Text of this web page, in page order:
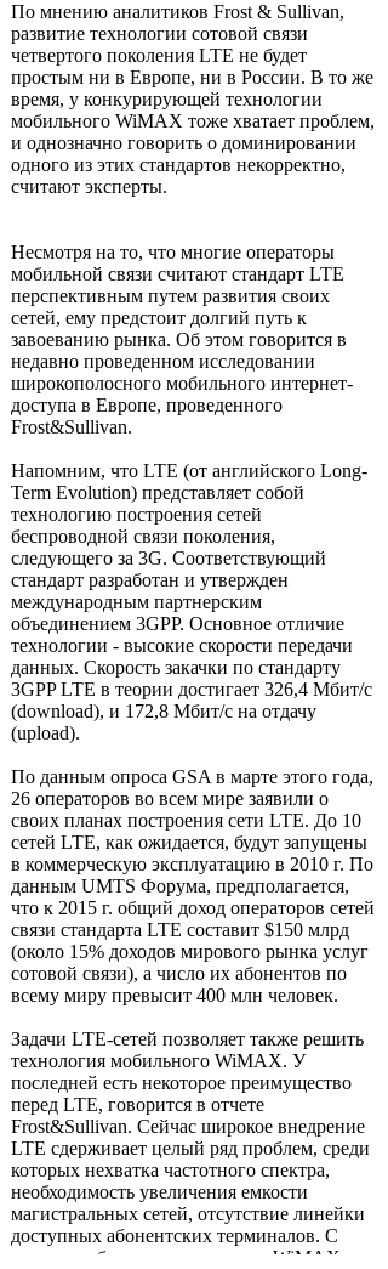
По мнению аналитиков Frost & Sullivan,
развитие технологии сотовой связи
четвертого поколения LTE не будет
простым ни в Европе, ни в России. В то же
время, у конкурирующей технологии
мобильного WiMAX тоже хватает проблем,
и однозначно говорить о доминировании
одного из этих стандартов некорректно,
считают эксперты.
Несмотря на то, что многие операторы
мобильной связи считают стандарт LTE
перспективным путем развития своих
сетей, ему предстоит долгий путь к
завоеванию рынка. Об этом говорится в
недавно проведенном исследовании
широкополосного мобильного интернет-
доступа в Европе, проведенного
Frost&Sullivan.
Напомним, что LTE (от английского Long-
Term Evolution) представляет собой
технологию построения сетей
беспроводной связи поколения,
следующего за 3G. Соответствующий
стандарт разработан и утвержден
международным партнерским
объединением 3GPP. Основное отличие
технологии - высокие скорости передачи
данных. Скорость закачки по стандарту
3GPP LTE в теории достигает 326,4 Мбит/с
(download), и 172,8 Мбит/с на отдачу
(upload).
По данным опроса GSA в марте этого года,
26 операторов во всем мире заявили о
своих планах построения сети LTE. До 10
сетей LTE, как ожидается, будут запущены
в коммерческую эксплуатацию в 2010 г. По
данным UMTS Форума, предполагается,
что к 2015 г. общий доход операторов сетей
связи стандарта LTE составит $150 млрд
(около 15% доходов мирового рынка услуг
сотовой связи), а число их абонентов по
всему миру превысит 400 млн человек.
Задачи LTE-сетей позволяет также решить
технология мобильного WiMAX. У
последней есть некоторое преимущество
перед LTE, говорится в отчете
Frost&Sullivan. Сейчас широкое внедрение
LTE сдерживает целый ряд проблем, среди
которых нехватка частотного спектра,
необходимость увеличения емкости
магистральных сетей, отсутствие линейки
доступных абонентских терминалов. С
этими проблемами технология WiMAX уже